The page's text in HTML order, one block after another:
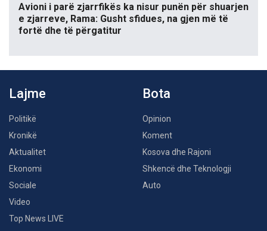
Avioni i parë zjarrfikës ka nisur punën për shuarjen
e zjarreve, Rama: Gusht sfidues, na gjen më të
fortë dhe të përgatitur
Lajme
Politikë
Kronikë
Aktualitet
Ekonomi
Sociale
Video
Top News LIVE
Bota
Opinion
Koment
Kosova dhe Rajoni
Shkencë dhe Teknologji
Auto